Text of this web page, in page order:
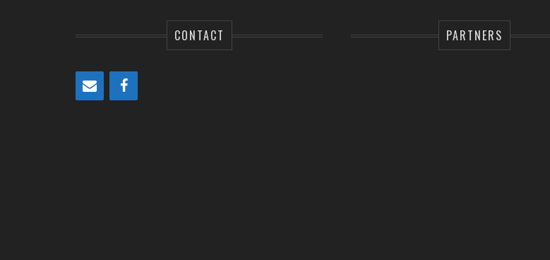
CONTACT PARTNERS